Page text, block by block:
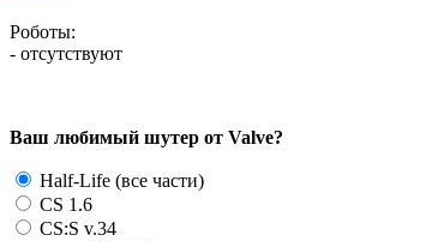
Роботы:
- отсутствуют
Ваш любимый шутер от Valve?
Half-Life (все части)
CS 1.6
CS:S v.34